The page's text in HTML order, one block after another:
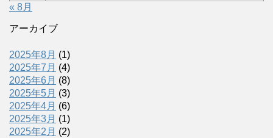
« 8月
アーカイブ
2025年8月 (1)
2025年7月 (4)
2025年6月 (8)
2025年5月 (3)
2025年4月 (6)
2025年3月 (1)
2025年2月 (2)